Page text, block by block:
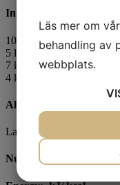
Ingredients
10 l Low-fat vanilla
5 l Low-fat milk 0.5%
7 kg
Mango purée, art.no:
4 kg
Allergens
Lactose, Milk protein
Nutritional content/100g
Läs mer om
behandling av
webbplats.